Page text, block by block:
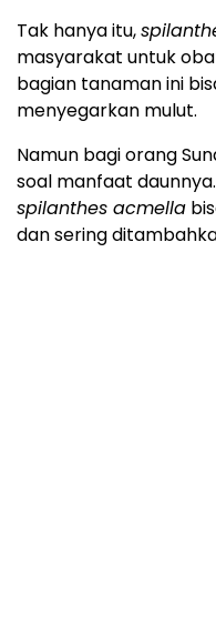
Tak hanya itu,
masyarakat untuk
bagian tanaman ini
menyegarkan mulut.
Namun bagi orang
soal manfaat
spilanthes acmella
dan sering